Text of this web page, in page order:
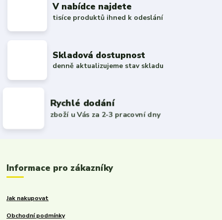
V nabídce najdete
tisíce produktů ihned k odeslání
Skladová dostupnost
denně aktualizujeme stav skladu
Rychlé dodání
zboží u Vás za 2-3 pracovní dny
Informace pro zákazníky
Jak nakupovat
Obchodní podmínky